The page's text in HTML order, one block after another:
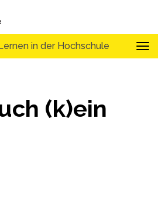
in der Hochschule
(k)ein